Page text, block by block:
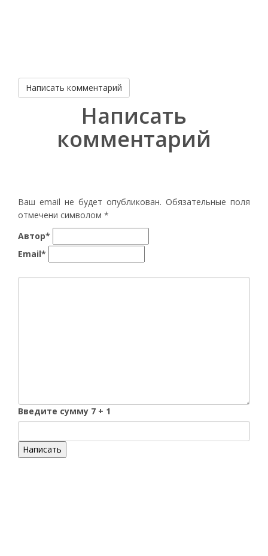
Написать комментарий
Написать
комментарий
Ваш email не будет опубликован. Обязательные поля
отмечени символом *
Автор*
Email*
Введите сумму 7 + 1
Написать